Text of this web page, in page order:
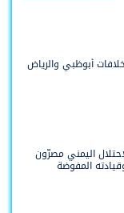
أبوظبي والرياض
اليمني مصرّون
المفوضة